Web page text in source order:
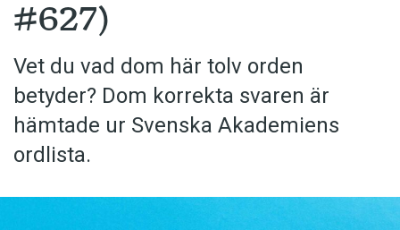
#627)
Vet du vad dom här tolv orden
betyder? Dom korrekta svaren är
hämtade ur Svenska Akademiens
ordlista.